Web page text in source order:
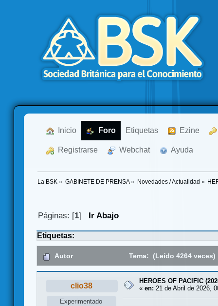
Inicio Foro Etiquetas Ezine
Registrarse Webchat Ayuda
La BSK » GABINETE DE PRENSA» Novedades / Actualidad »
Páginas: [1] Ir Abajo
Etiquetas:
Autor Tema: (Leído 4264 veces)
clio38
Experimentado
HEROES OF PACIFIC
« en: 21 de Abril de 2026,